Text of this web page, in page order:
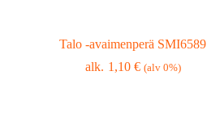
Talo -avaimenperä SMI6589
1,10 € (alv 0%)